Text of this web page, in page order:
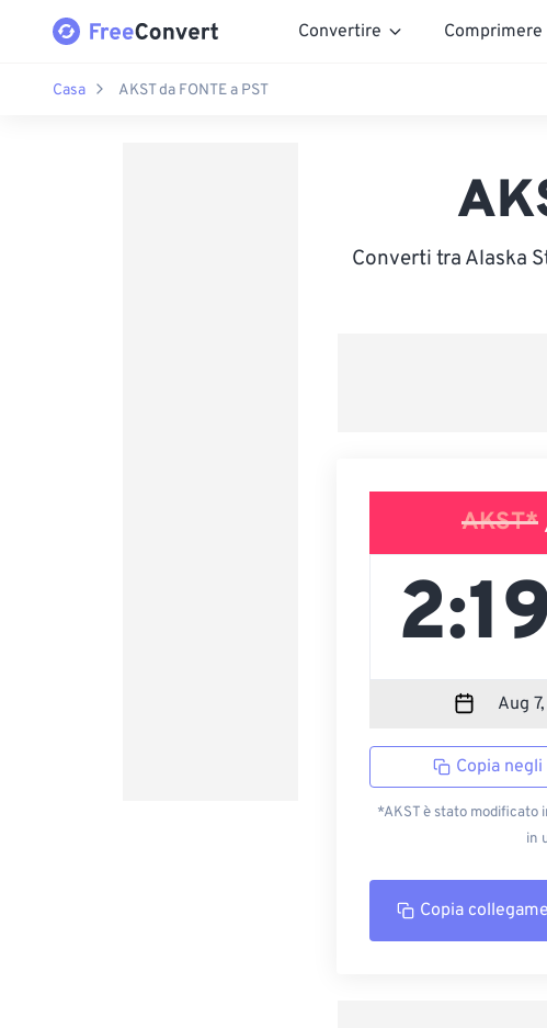
Convertire Comprimere
Casa AKST da FONTE a PST
Converti tra Alaska
AKST*
Copia
*AKST è stato modificato
in
Copia